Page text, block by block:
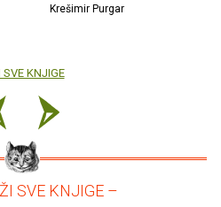
Krešimir Purgar
SVE KNJIGE
SVE KNJIGE –